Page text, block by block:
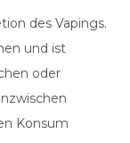
des Vapings.
und ist
oder
Konsum